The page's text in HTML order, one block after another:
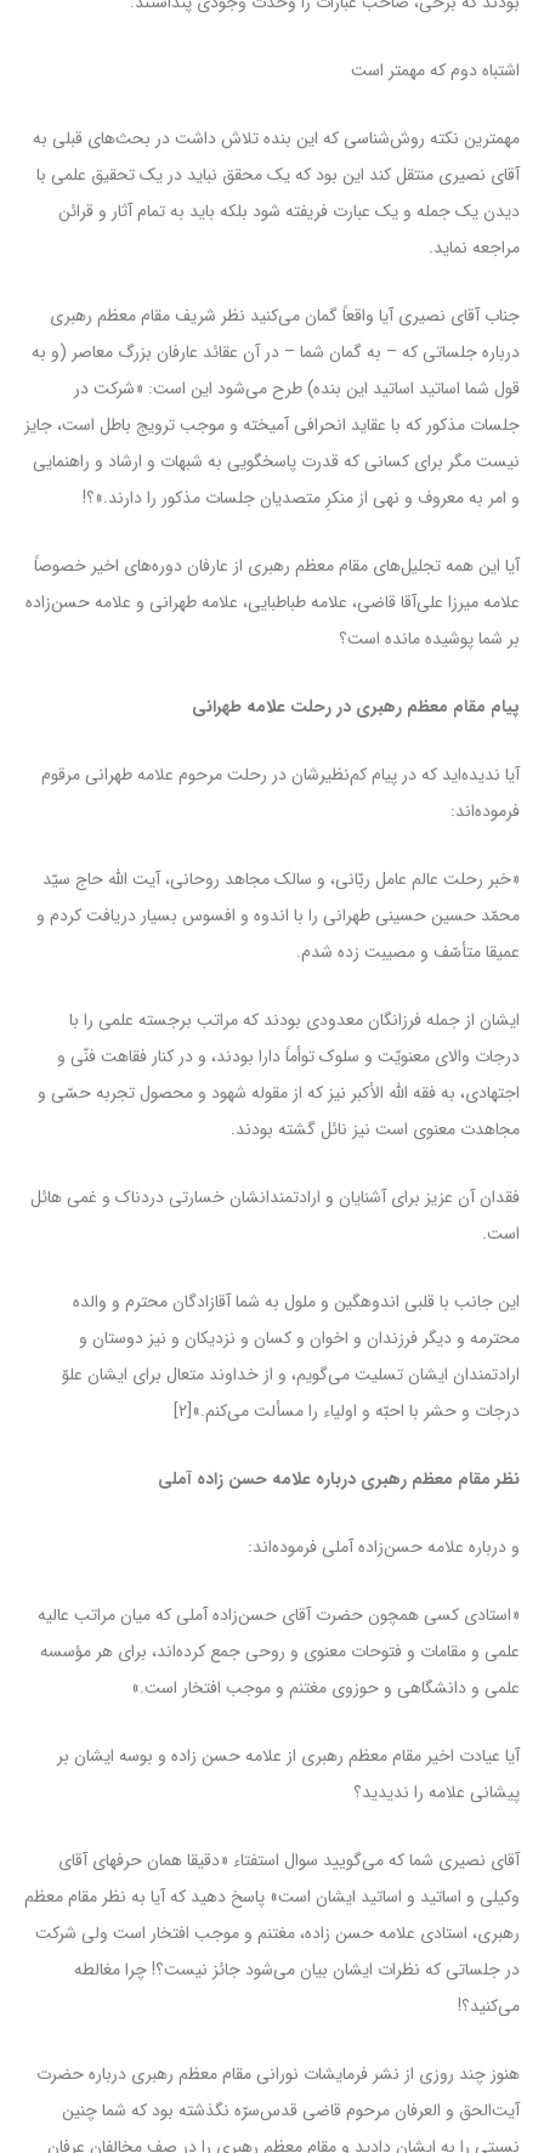
اشتباه دوم که مهمتر است
مهمترین نکته روش‌شناسی که این بنده تلاش داشت در بحث‌های قبلی به
آقای نصیری منتقل کند این بود که یک محقق نباید در یک تحقیق علمی با
دیدن یک جمله و یک عبارت فریفته شود بلکه باید به تمام آثار و قرائن
مراجعه نماید.
جناب آقای نصیری آیا واقعاً گمان می‌کنید نظر شریف مقام معظم رهبری
درباره جلساتی که – به گمان شما – در آن عقائد عارفان بزرگ معاصر (و به
قول شما اساتید اساتید این بنده) طرح می‌شود این است: «شرکت در
جلسات مذکور که با عقاید انحرافی آمیخته و موجب ترویج باطل است، جایز
نیست مگر برای کسانی که قدرت پاسخگویی به شبهات و ارشاد و راهنمایی
و امر به معروف و نهی از منکرِ متصدیان جلسات مذکور را دارند.»؟!
آیا این همه تجلیل‌های مقام معظم رهبری از عارفان دوره‌های اخیر خصوصاً
علامه میرزا علی‌آقا قاضی، علامه طباطبایی، علامه طهرانی و علامه حسن‌زاده
بر شما پوشیده مانده است؟
پیام مقام معظم رهبری در رحلت علامه طهرانی
آیا ندیده‌اید که در پیام کم‌نظیرشان در رحلت مرحوم علامه طهرانی مرقوم
فرموده‌اند:
«خبر رحلت عالم عامل ربّانى، و سالک مجاهد روحانى، آیت الله حاج سیّد
محمّد حسین حسینى طهرانى را با اندوه و افسوس بسیار دریافت کردم و
عمیقا متأسّف و مصیبت زده شدم.
ایشان از جمله فرزانگان معدودى بودند که مراتب برجسته علمى را با
درجات والاى معنویّت و سلوک توأماً دارا بودند، و در کنار فقاهت فنّى و
اجتهادى، به فقه الله الأکبر نیز که از مقوله شهود و محصول تجربه حسّى و
مجاهدت معنوى است نیز نائل گشته بودند.
فقدان آن عزیز براى آشنایان و ارادتمندانشان خسارتى دردناک و غمى هائل
است.
این جانب با قلبى اندوهگین و ملول به شما آقازادگان محترم و والده
محترمه و دیگر فرزندان و اخوان و کسان و نزدیکان و نیز دوستان و
ارادتمندان ایشان تسلیت مى‌گویم، و از خداوند متعال براى ایشان علوّ
درجات و حشر با احبّه و اولیاء را مسألت مى‌کنم.»[۲]
نظر مقام معظم رهبری درباره علامه حسن زاده آملی
و درباره علامه حسن‌زاده آملی فرموده‌اند:
«استادی کسی همچون حضرت آقای حسن‌زاده آملی که میان مراتب عالیه
علمی و مقامات و فتوحات معنوی و روحی جمع کرده‌اند، ‌برای هر مؤسسه‌
علمی و دانشگاهی و حوزوی مغتنم و موجب افتخار است.»
آیا عیادت اخیر مقام معظم رهبری از علامه حسن زاده و بوسه ایشان بر
پیشانی علامه را ندیدید؟
آقای نصیری شما که می‌گویید سوال استفتاء «دقیقا همان حرفهای آقای
وکیلی و اساتید و اساتید ایشان است» پاسخ دهید که آیا به نظر مقام معظم
رهبری، استادی علامه حسن زاده، مغتنم و موجب افتخار است ولی شرکت
در جلساتی که نظرات ایشان بیان می‌شود جائز نیست؟! چرا مغالطه
می‌کنید؟!
هنوز چند روزی از نشر فرمایشات نورانی مقام معظم رهبری درباره حضرت
آیت‌الحق و العرفان مرحوم قاضی قدس‌سرّه نگذشته بود که شما چنین
نسبتی را به ایشان دادید و مقام معظم رهبری را در صف مخالفان عرفان